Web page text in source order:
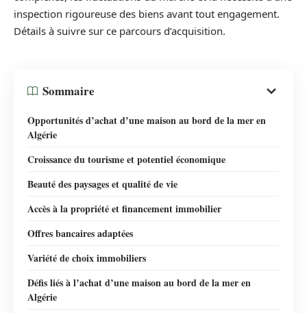
inspection rigoureuse des biens avant tout engagement.
Détails à suivre sur ce parcours d’acquisition.
Sommaire
Opportunités d’achat d’une maison au bord de la mer en
Algérie
Croissance du tourisme et potentiel économique
Beauté des paysages et qualité de vie
Accès à la propriété et financement immobilier
Offres bancaires adaptées
Variété de choix immobiliers
Défis liés à l’achat d’une maison au bord de la mer en
Algérie